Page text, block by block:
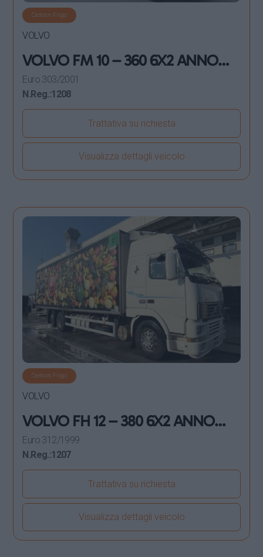
Camion Frigo
VOLVO
VOLVO FM 10 – 360 6X2 ANNO
2001 FRIGORIFERO
Euro 303/2001
N.Reg.:1208
Trattativa su richiesta
Visualizza dettagli veicolo
Camion Frigo
VOLVO
VOLVO FH 12 – 380 6X2 ANNO
1999 FRIGORIFERO
Euro 312/1999
N.Reg.:1207
Trattativa su richiesta
Visualizza dettagli veicolo